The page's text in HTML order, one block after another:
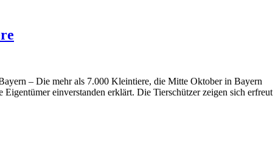
– Die mehr als 7.000 Kleintiere, die Mitte Oktober in Bayern
einverstanden erklärt. Die Tierschützer zeigen sich erfreut